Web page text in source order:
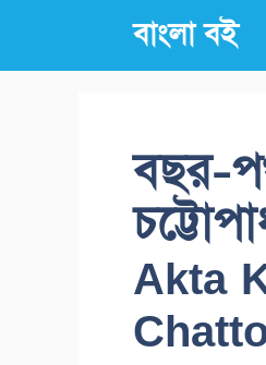
content
বাংলা বই
বছর-
Akta